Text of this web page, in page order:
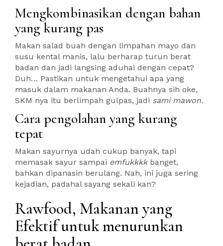
Mengkombinasikan dengan bahan
yang kurang pas
Makan salad buah dengan limpahan mayo dan
susu kental manis, lalu berharap turun berat
badan dan jadi langsing aduhai dengan cepat?
Duh… Pastikan untuk mengetahui apa yang
masuk dalam makanan Anda. Buahnya sih oke,
SKM nya itu berlimpah gulpas, jadi sami mawon.
Cara pengolahan yang kurang
tepat
Makan sayurnya udah cukup banyak, tapi
memasak sayur sampai emfukkkkbanget,
bahkan dipanasin berulang. Nah, ini juga sering
kejadian, padahal sayang sekali kan?
Rawfood, Makanan yang
Efektif untuk menurunkan